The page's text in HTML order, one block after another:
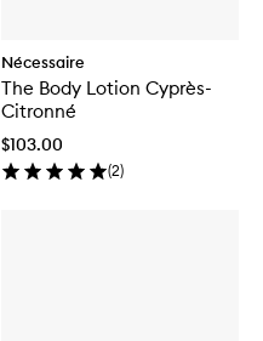
Nécessaire
The Body Lotion Cyprès-
Citronné
$103.00
(2)